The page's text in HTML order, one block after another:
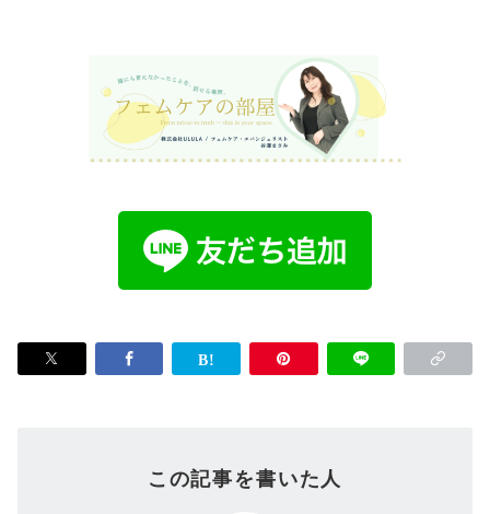
この記事を書いた人